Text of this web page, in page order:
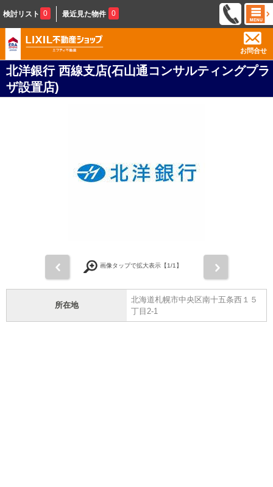
検討リスト 0 最近見た物件 0
お問合せ
北洋銀行 西線支店(石山通コンサルティングプラ
ザ設置店)
画像タップで拡大表示【1/1】
所在地
北海道札幌市中央区南十五条西１５
丁目2-1